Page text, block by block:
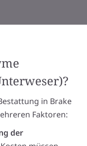
in Brake
Faktoren:
der